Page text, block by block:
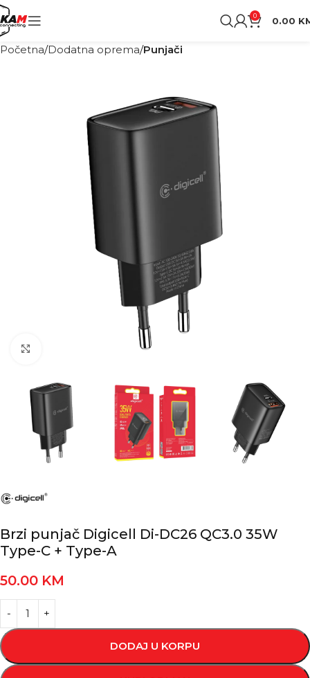
0 0.00
Početna Dodatna oprema Punjači
Kliknite za povećanje
Brzi punjač Digicell Di-DC26 QC3.0 35W
Type-C + Type-A
50.00 KM
DODAJ U KORPU